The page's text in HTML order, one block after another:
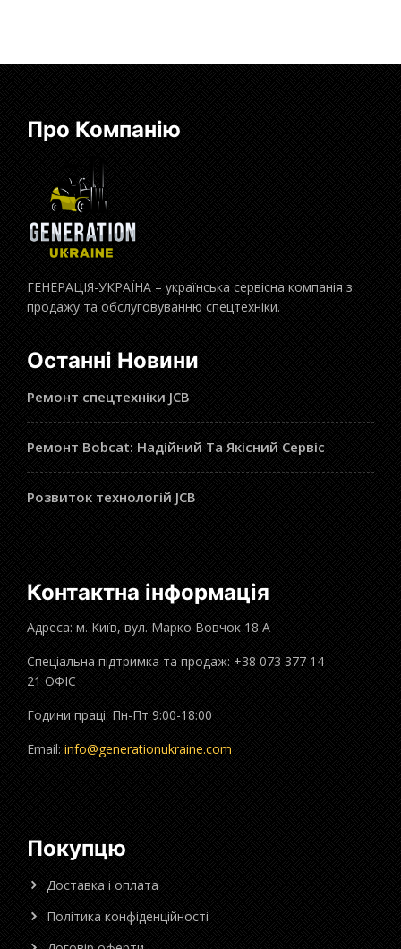
Про Компанію
ГЕНЕРАЦІЯ-УКРАЇНА – українська сервісна компанія з
продажу та обслуговуванню спецтехніки.
Останні Новини
Ремонт спецтехніки JCB
Ремонт Bobcat: Надійний Та Якісний Сервіс
Розвиток технологій JCB
Контактна інформація
Адреса: м. Київ, вул. Марко Вовчок 18 А
Спеціальна підтримка та продаж: +38 073 377 14
21 ОФІС
Години праці: Пн-Пт 9:00-18:00
Email: info@generationukraine.com
Покупцю
Доставка і оплата
Політика конфіденційності